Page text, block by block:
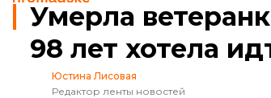
Умерла
98 лет хотела
Юстина Лисовая
Редактор ленты новостей